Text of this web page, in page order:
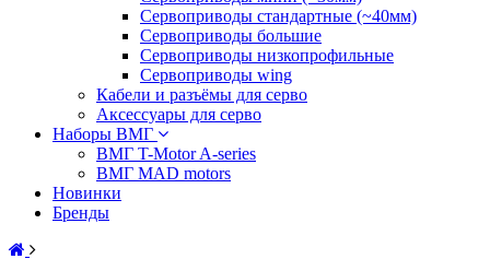
Сервоприводы стандартные (~40мм)
Сервоприводы большие
Сервоприводы низкопрофильные
Сервоприводы wing
Кабели и разъёмы для серво
Аксессуары для серво
Наборы ВМГ
ВМГ T-Motor A-series
ВМГ MAD motors
Новинки
Бренды